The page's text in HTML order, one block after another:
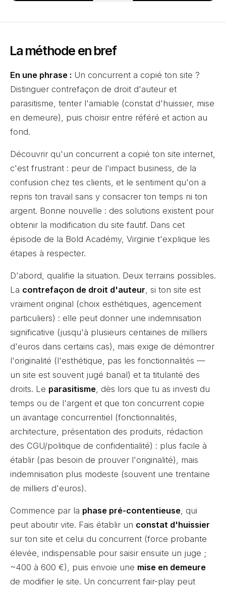
La méthode en bref
En une phrase : Un concurrent a copié ton site ?
Distinguer contrefaçon de droit d'auteur et
parasitisme, tenter l'amiable (constat d'huissier, mise
en demeure), puis choisir entre référé et action au
fond.
Découvrir qu'un concurrent a copié ton site internet,
c'est frustrant : peur de l'impact business, de la
confusion chez tes clients, et le sentiment qu'on a
repris ton travail sans y consacrer ton temps ni ton
argent. Bonne nouvelle : des solutions existent pour
obtenir la modification du site fautif. Dans cet
épisode de la Bold Académy, Virginie t'explique les
étapes à respecter.
D'abord, qualifie la situation. Deux terrains possibles.
La contrefaçon de droit d'auteur, si ton site est
vraiment original (choix esthétiques, agencement
particuliers) : elle peut donner une indemnisation
significative (jusqu'à plusieurs centaines de milliers
d'euros dans certains cas), mais exige de démontrer
l'originalité (l'esthétique, pas les fonctionnalités —
un site est souvent jugé banal) et ta titularité des
droits. Le parasitisme, dès lors que tu as investi du
temps ou de l'argent et que ton concurrent copie
un avantage concurrentiel (fonctionnalités,
architecture, présentation des produits, rédaction
des CGU/politique de confidentialité) : plus facile à
établir (pas besoin de prouver l'originalité), mais
indemnisation plus modeste (souvent une trentaine
de milliers d'euros).
Commence par la phase pré-contentieuse, qui
peut aboutir vite. Fais établir un constat d'huissier
sur ton site et celui du concurrent (force probante
élevée, indispensable pour saisir ensuite un juge ;
~400 à 600 €), puis envoie une mise en demeure
de modifier le site. Un concurrent fair-play peut